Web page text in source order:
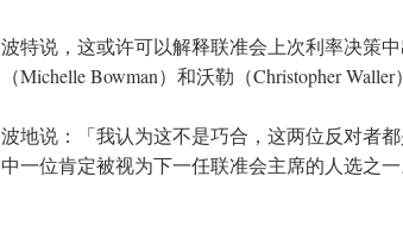
波特说，这或许可以解释联准会上次利率决策
（Michelle Bowman）和沃勒（Christopher
波地说：「我认为这不是巧合，这两位反对者
中一位肯定被视为下一任联准会主席的人选之一